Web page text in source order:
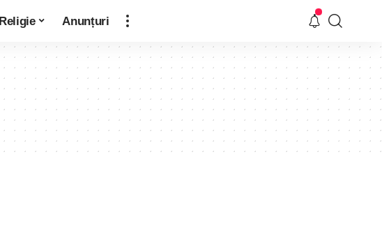
Religie Anunțuri